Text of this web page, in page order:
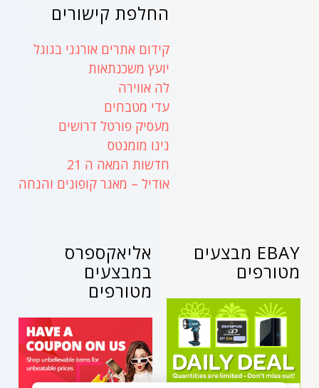
החלפת קישורים
קידום אתרים אורגני בגוגל
יועץ משכנתאות
לה אווירה
עדי מטבחים
מעסיק פורטל דרושים
נינו מומנטס
חדשות המאה ה 21
אודיל – מאגר קופונים והנחה
אליאקספרס
במבצעים
מטורפים
EBAY מבצעים
מטורפים